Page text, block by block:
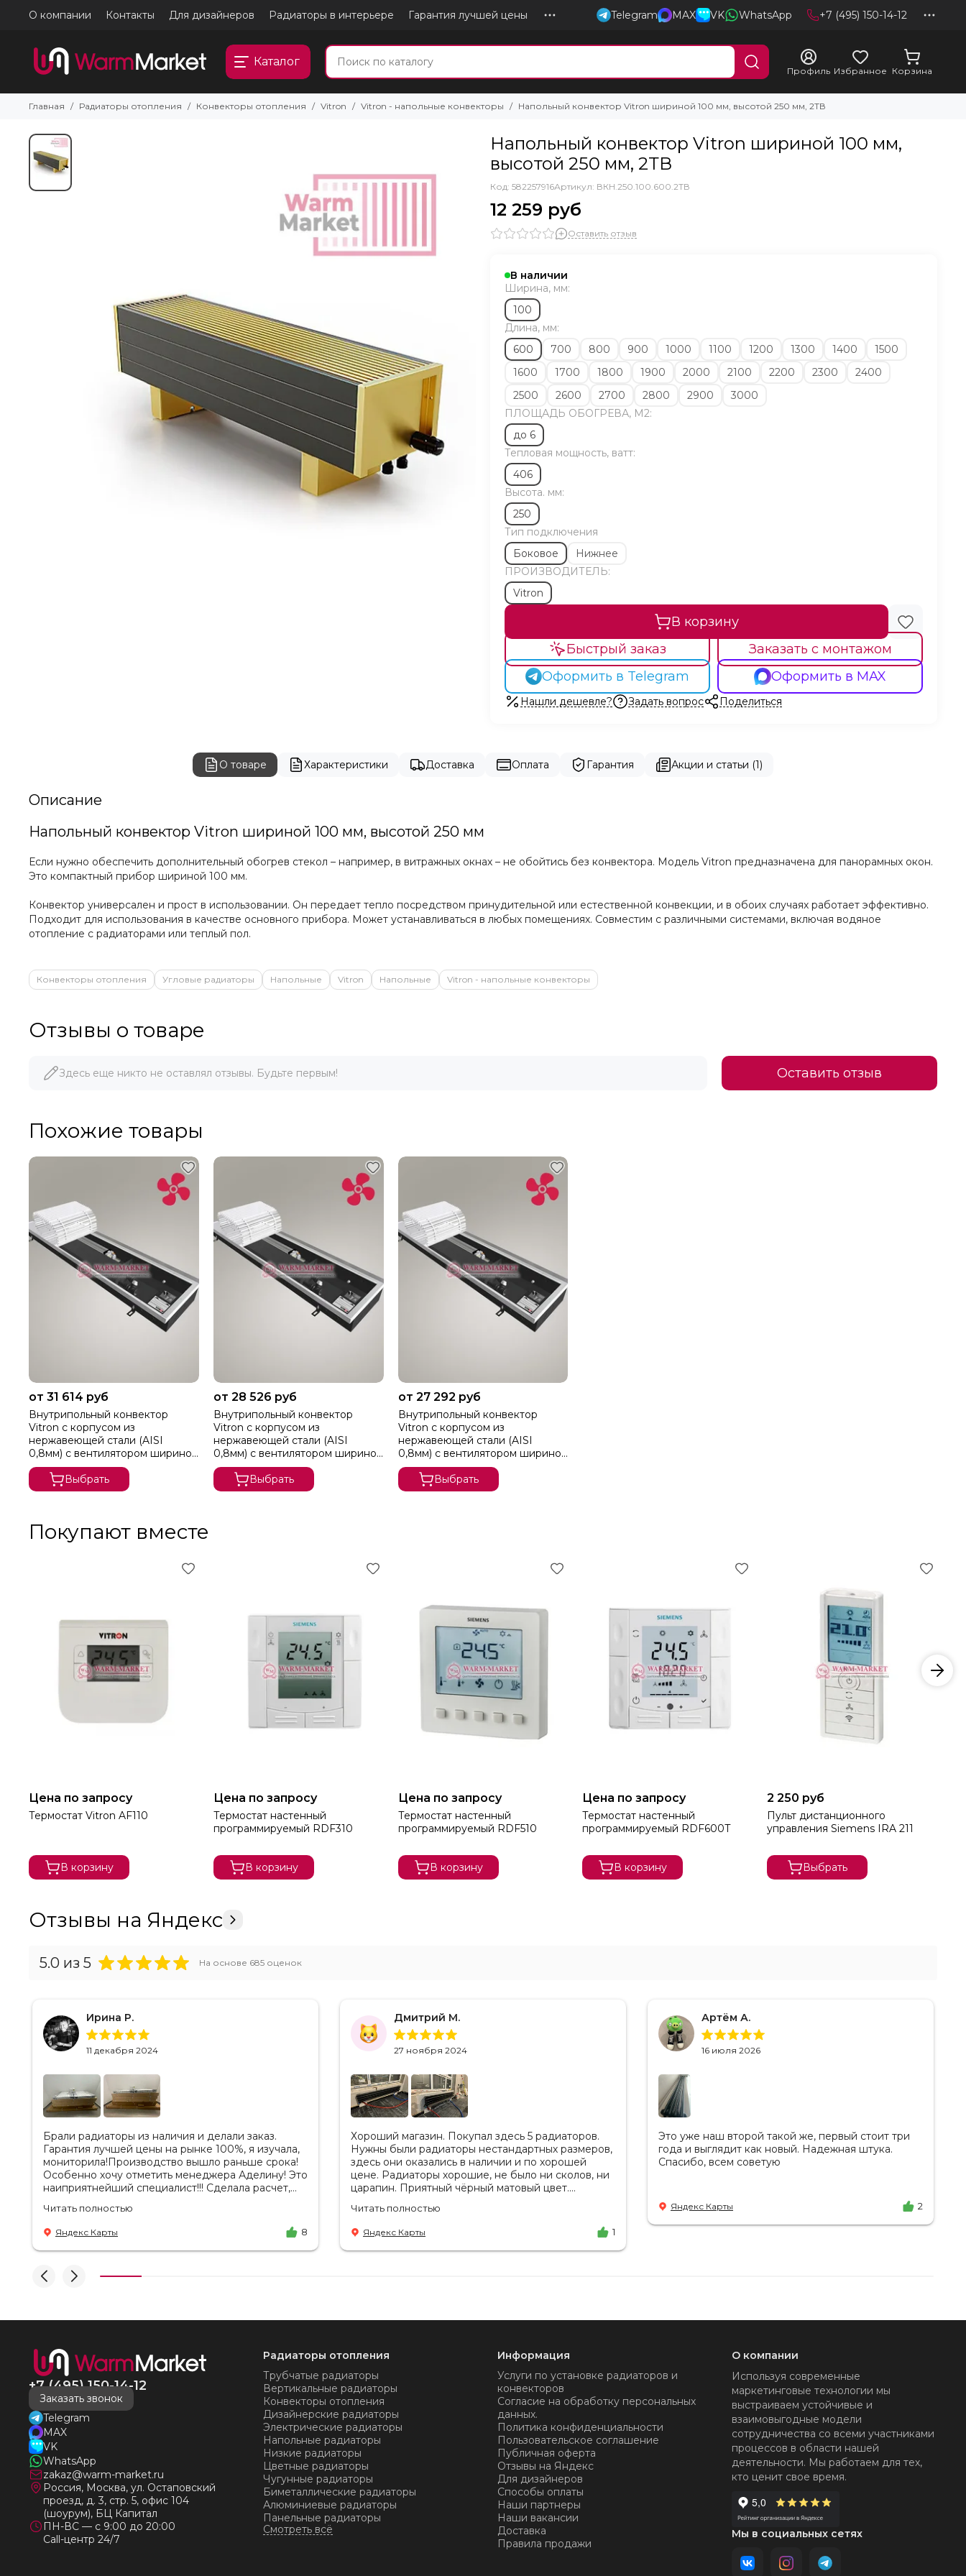
О компании Контакты Для дизайнеров Радиаторы в интерьере Гарантия лучшей цены Telegram MAX VK WhatsApp +7 (495) 150-14-12
Каталог
Профиль Избранное Корзина
Главная Радиаторы отопления Конвекторы отопления Vitron Vitron - напольные конвекторы Напольный конвектор Vitron шириной 100 мм, высотой 250 мм, 2ТВ
Напольный конвектор Vitron шириной 100 мм,
высотой 250 мм, 2ТВ
Код: 582257916Артикул: ВКН.250.100.600.2ТВ
12 259 руб
Оставить отзыв
В наличии
Ширина, мм:
100
Длина, мм:
600
700 800 900 1000 1100 1200 1300 1400
1500
1600
1700 1800 1900 2000 2100 2200 2300
2400
2500
2600 2700 2800 2900
3000
ПЛОЩАДЬ ОБОГРЕВА, М2:
до 6
Тепловая мощность, ватт:
406
Высота. мм:
250
Тип подключения
Боковое
Нижнее
ПРОИЗВОДИТЕЛЬ:
Vitron
В корзину
Быстрый заказ
Заказать с монтажом
Оформить в Telegram
Оформить в MAX
Нашли дешевле? Задать вопрос Поделиться
О товаре Характеристики Доставка Оплата Гарантия Акции и статьи (1)
Описание
Напольный конвектор Vitron шириной 100 мм, высотой 250 мм
Если нужно обеспечить дополнительный обогрев стекол – например, в витражных окнах – не обойтись без конвектора. Модель Vitron предназначена для панорамных окон.
Это компактный прибор шириной 100 мм.
Конвектор универсален и прост в использовании. Он передает тепло посредством принудительной или естественной конвекции, и в обоих случаях работает эффективно.
Подходит для использования в качестве основного прибора. Может устанавливаться в любых помещениях. Совместим с различными системами, включая водяное
отопление с радиаторами или теплый пол.
Конвекторы отопления Угловые радиаторы Напольные Vitron Напольные Vitron - напольные конвекторы
Отзывы о товаре
Здесь еще никто не оставлял отзывы. Будьте первым! Оставить отзыв
Похожие товары
от 31 614 руб
Внутрипольный конвектор
Vitron с корпусом из
нержавеющей стали (AISI
0,8мм) с вентилятором шириной
360 мм (без решетки)
Выбрать
от 28 526 руб
Внутрипольный конвектор
Vitron с корпусом из
нержавеющей стали (AISI
0,8мм) с вентилятором шириной
300 мм (без решетки)
Выбрать
от 27 292 руб
Внутрипольный конвектор
Vitron с корпусом из
нержавеющей стали (AISI
0,8мм) c вентилятором шириной
260 мм (без решетки)
Выбрать
Покупают вместе
Цена по запросу
Термостат Vitron AF110
В корзину
Цена по запросу
Термостат настенный
программируемый RDF310
В корзину
Цена по запросу
Термостат настенный
программируемый RDF510
В корзину
Цена по запросу
Термостат настенный
программируемый RDF600T
В корзину
2 250 руб
Пульт дистанционного
управления Siemens IRA 211
Выбрать
Отзывы на Яндекс
5.0 из 5 На основе 685 оценок
Ирина Р.
11 декабря 2024
Брали радиаторы из наличия и делали заказ.
Гарантия лучшей цены на рынке 100%, я изучала,
мониторила!Производство вышло раньше срока!
Особенно хочу отметить менеджера Аделину! Это
наиприятнейший специалист!!! Сделала расчет,
лучшую цену. Всегда на связи, на все вопросы
есть ответы. Доставка на удобный день, удобное
время! Никаких замечаний, только бесконечное
удовольствие от взаимодействия с ней. Вот это я
рекомендовать не задумываясь! И надеюсь наши
много-много лет) СПАСИБО!!!!
Читать полностью
Яндекс Карты 8
Дмитрий М.
27 ноября 2024
Хороший магазин. Покупал здесь 5 радиаторов.
Нужны были радиаторы нестандартных размеров,
здесь они оказались в наличии и по хорошей
цене. Радиаторы хорошие, не было ни сколов, ни
царапин. Приятный чёрный матовый цвет.
разъяснения. Так же отмечу, что хорошая
доставка в срок, учли высоту паркинга, проблем
не было.
Читать полностью
Яндекс Карты 1
Артём А.
16 июля 2026
Это уже наш второй такой же, первый стоит три
года и выглядит как новый. Надежная штука.
Спасибо, всем советую
Яндекс Карты 2
+7 (495) 150-14-12
Заказать звонок
Telegram
MAX
VK
WhatsApp
zakaz@warm-market.ru
Россия, Москва, ул. Остаповский
проезд, д. 3, стр. 5, офис 104
(шоурум), БЦ Капитал
ПН-ВС — с 9:00 до 20:00
Call-центр 24/7
Радиаторы отопления
Трубчатые радиаторы
Вертикальные радиаторы
Конвекторы отопления
Дизайнерские радиаторы
Электрические радиаторы
Напольные радиаторы
Низкие радиаторы
Цветные радиаторы
Чугунные радиаторы
Биметаллические радиаторы
Алюминиевые радиаторы
Панельные радиаторы
Информация
Услуги по установке радиаторов и
конвекторов
Согласие на обработку персональных
данных.
Политика конфиденциальности
Пользовательское соглашение
Публичная оферта
Отзывы на Яндекс
Для дизайнеров
Способы оплаты
Наши партнеры
Наши вакансии
Доставка
Правила продажи
О компании
Используя современные
маркетинговые технологии мы
выстраиваем устойчивые и
взаимовыгодные модели
сотрудничества со всеми участниками
процессов в области нашей
деятельности. Мы работаем для тех,
кто ценит свое время.
Мы в социальных сетях